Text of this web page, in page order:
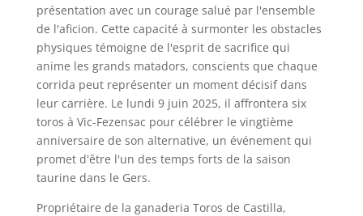
présentation avec un courage salué par l'ensemble
de l'aficion. Cette capacité à surmonter les obstacles
physiques témoigne de l'esprit de sacrifice qui
anime les grands matadors, conscients que chaque
corrida peut représenter un moment décisif dans
leur carrière. Le lundi 9 juin 2025, il affrontera six
toros à Vic-Fezensac pour célébrer le vingtième
anniversaire de son alternative, un événement qui
promet d'être l'un des temps forts de la saison
taurine dans le Gers.
Propriétaire de la ganaderia Toros de Castilla,